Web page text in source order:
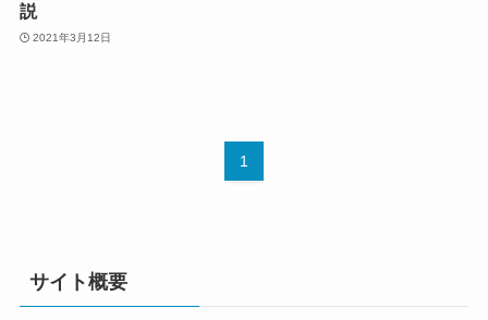
説
2021年3月12日
1
サイト概要